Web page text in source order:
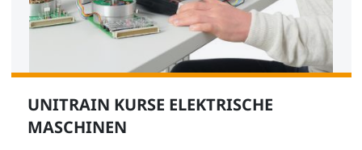
UNITRAIN KURSE ELEKTRISCHE
MASCHINEN